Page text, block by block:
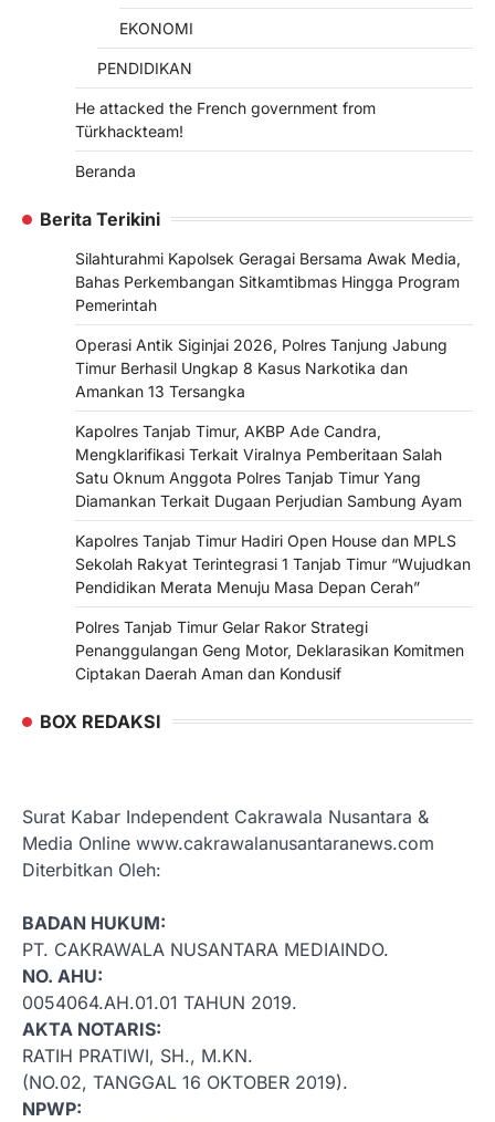
EKONOMI
PENDIDIKAN
He attacked the French government from
Türkhackteam!
Beranda
Berita Terikini
Silahturahmi Kapolsek Geragai Bersama Awak Media,
Bahas Perkembangan Sitkamtibmas Hingga Program
Pemerintah
Operasi Antik Siginjai 2026, Polres Tanjung Jabung
Timur Berhasil Ungkap 8 Kasus Narkotika dan
Amankan 13 Tersangka
Kapolres Tanjab Timur, AKBP Ade Candra,
Mengklarifikasi Terkait Viralnya Pemberitaan Salah
Satu Oknum Anggota Polres Tanjab Timur Yang
Diamankan Terkait Dugaan Perjudian Sambung Ayam
Kapolres Tanjab Timur Hadiri Open House dan MPLS
Sekolah Rakyat Terintegrasi 1 Tanjab Timur “Wujudkan
Pendidikan Merata Menuju Masa Depan Cerah”
Polres Tanjab Timur Gelar Rakor Strategi
Penanggulangan Geng Motor, Deklarasikan Komitmen
Ciptakan Daerah Aman dan Kondusif
BOX REDAKSI
Surat Kabar Independent Cakrawala Nusantara &
Media Online www.cakrawalanusantaranews.com
Diterbitkan Oleh:
BADAN HUKUM:
PT. CAKRAWALA NUSANTARA MEDIAINDO.
NO. AHU:
0054064.AH.01.01 TAHUN 2019.
AKTA NOTARIS:
RATIH PRATIWI, SH., M.KN.
(NO.02, TANGGAL 16 OKTOBER 2019).
NPWP: